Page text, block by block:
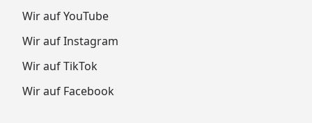
Wir auf YouTube
Wir auf Instagram
Wir auf TikTok
Wir auf Facebook